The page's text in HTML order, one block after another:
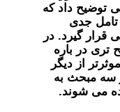
توضیح داد که
تامل جدی
قرار گیرد. در
تری در باره
از دیگر
سه مبحث به
می شوند.